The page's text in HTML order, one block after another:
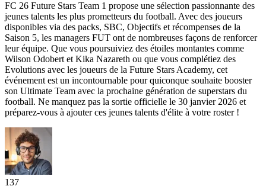
FC 26 Future Stars Team 1 propose une sélection passionnante des
jeunes talents les plus prometteurs du football. Avec des joueurs
disponibles via des packs, SBC, Objectifs et récompenses de la
Saison 5, les managers FUT ont de nombreuses façons de renforcer
leur équipe. Que vous poursuiviez des étoiles montantes comme
Wilson Odobert et Kika Nazareth ou que vous complétiez des
Evolutions avec les joueurs de la Future Stars Academy, cet
événement est un incontournable pour quiconque souhaite booster
son Ultimate Team avec la prochaine génération de superstars du
football. Ne manquez pas la sortie officielle le 30 janvier 2026 et
préparez-vous à ajouter ces jeunes talents d'élite à votre roster !
137